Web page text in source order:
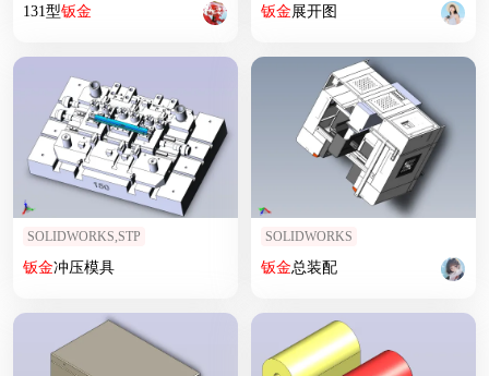
131型钣金 钣金展开图
SOLIDWORKS,STP
钣金冲压模具
SOLIDWORKS
钣金总装配